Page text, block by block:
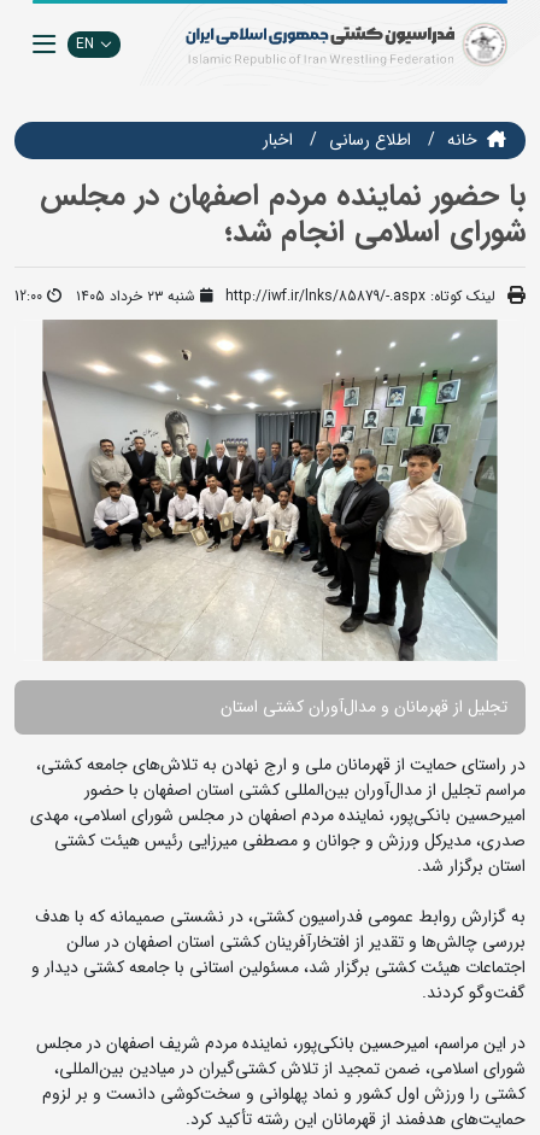
EN
خانه اطلاع رسانی اخبار
با حضور نماینده مردم اصفهان در مجلس
شورای اسلامی انجام شد؛
لینک کوتاه: http://iwf.ir/lnks/85879/-.aspx شنبه ۲۳ خرداد ۱۴۰۵ 12:00
تجلیل از قهرمانان و مدال‌آوران کشتی استان
در راستای حمایت از قهرمانان ملی و ارج نهادن به تلاش‌های جامعه کشتی،
مراسم تجلیل از مدال‌آوران بین‌المللی کشتی استان اصفهان با حضور
امیرحسین بانکی‌پور، نماینده مردم اصفهان در مجلس شورای اسلامی، مهدی
صدری، مدیرکل ورزش و جوانان و مصطفی میرزایی رئیس هیئت کشتی
استان برگزار شد.
به گزارش روابط عمومی فدراسیون کشتی، در نشستی صمیمانه که با هدف
بررسی چالش‌ها و تقدیر از افتخارآفرینان کشتی استان اصفهان در سالن
اجتماعات هیئت کشتی برگزار شد، مسئولین استانی با جامعه کشتی دیدار و
گفت‌وگو کردند.
در این مراسم، امیرحسین بانکی‌پور، نماینده مردم شریف اصفهان در مجلس
شورای اسلامی، ضمن تمجید از تلاش کشتی‌گیران در میادین بین‌المللی،
کشتی را ورزش اول کشور و نماد پهلوانی و سخت‌کوشی دانست و بر لزوم
حمایت‌های هدفمند از قهرمانان این رشته تأکید کرد.